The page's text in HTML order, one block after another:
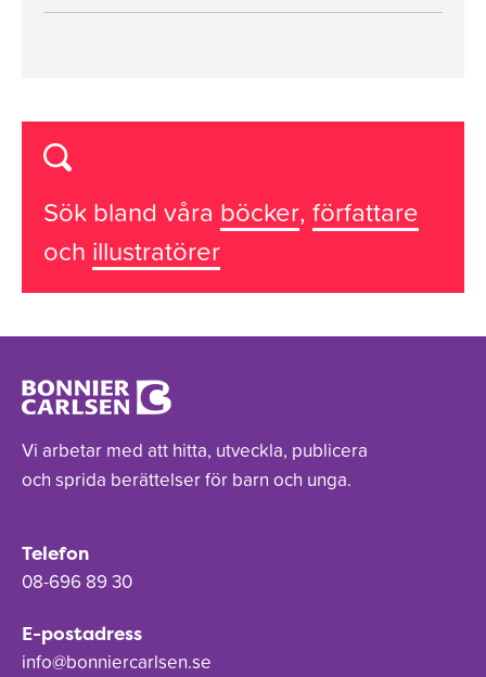
Sök bland våra böcker, författare
och illustratörer
Vi arbetar med att hitta, utveckla, publicera
och sprida berättelser för barn och unga.
Telefon
08-696 89 30
E-postadress
info@bonniercarlsen.se